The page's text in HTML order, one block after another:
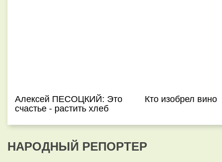
Алексей ПЕСОЦКИЙ: Это
счастье - растить хлеб
Кто изобрел вино
НАРОДНЫЙ РЕПОРТЕР